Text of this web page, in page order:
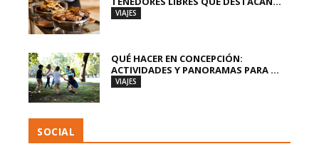
VIAJES
QUÉ HACER EN CONCEPCIÓN:
ACTIVIDADES Y PANORAMAS PARA ...
VIAJES
SOCIAL